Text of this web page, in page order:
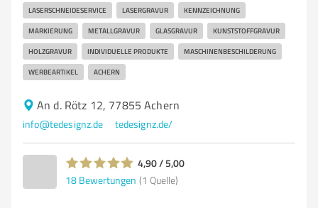
LASERSCHNEIDESERVICE LASERGRAVUR KENNZEICHNUNG
MARKIERUNG METALLGRAVUR GLASGRAVUR KUNSTSTOFFGRAVUR
HOLZGRAVUR INDIVIDUELLE PRODUKTE MASCHINENBESCHILDERUNG
WERBEARTIKEL ACHERN
An d. Rötz 12, 77855 Achern
info@tedesignz.de tedesignz.de/
4,90 / 5,00
18 Bewertungen (1 Quelle)